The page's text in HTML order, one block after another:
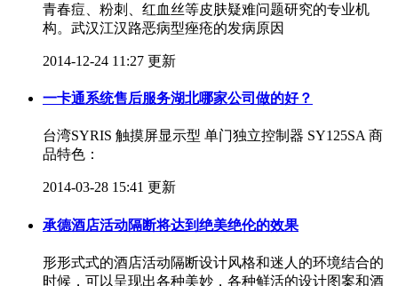
青春痘、粉刺、红血丝等皮肤疑难问题研究的专业机
构。武汉江汉路恶病型痤疮的发病原因
2014-12-24 11:27 更新
一卡通系统售后服务湖北哪家公司做的好？
台湾SYRIS 触摸屏显示型 单门独立控制器 SY125SA 商
品特色：
2014-03-28 15:41 更新
承德酒店活动隔断将达到绝美绝伦的效果
形形式式的酒店活动隔断设计风格和迷人的环境结合的
时候，可以呈现出各种美妙，各种鲜活的设计图案和酒